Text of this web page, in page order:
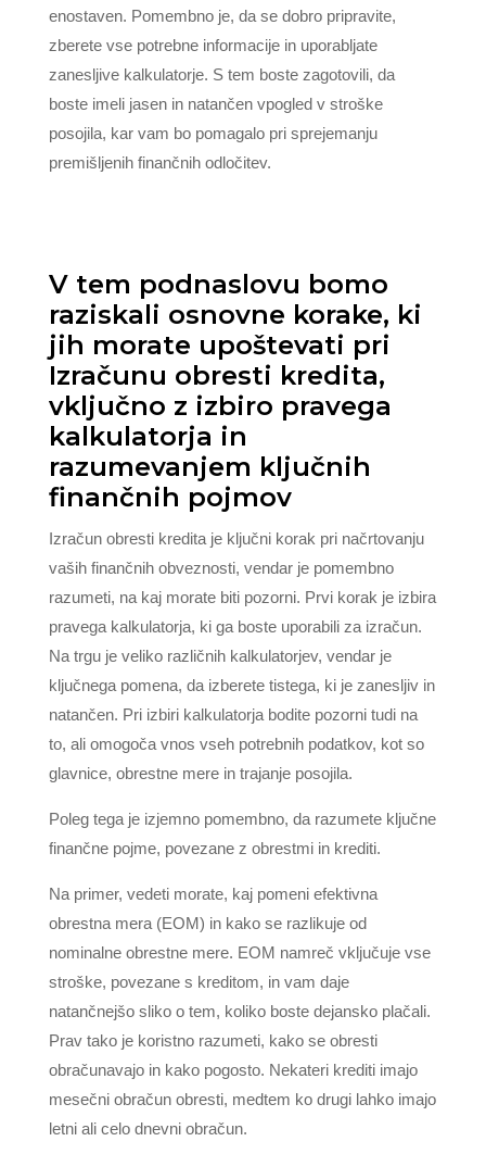
enostaven. Pomembno je, da se dobro pripravite,
zberete vse potrebne informacije in uporabljate
zanesljive kalkulatorje. S tem boste zagotovili, da
boste imeli jasen in natančen vpogled v stroške
posojila, kar vam bo pomagalo pri sprejemanju
premišljenih finančnih odločitev.
V tem podnaslovu bomo
raziskali osnovne korake, ki
jih morate upoštevati pri
Izračunu obresti kredita,
vključno z izbiro pravega
kalkulatorja in
razumevanjem ključnih
finančnih pojmov
Izračun obresti kredita je ključni korak pri načrtovanju
vaših finančnih obveznosti, vendar je pomembno
razumeti, na kaj morate biti pozorni. Prvi korak je izbira
pravega kalkulatorja, ki ga boste uporabili za izračun.
Na trgu je veliko različnih kalkulatorjev, vendar je
ključnega pomena, da izberete tistega, ki je zanesljiv in
natančen. Pri izbiri kalkulatorja bodite pozorni tudi na
to, ali omogoča vnos vseh potrebnih podatkov, kot so
glavnice, obrestne mere in trajanje posojila.
Poleg tega je izjemno pomembno, da razumete ključne
finančne pojme, povezane z obrestmi in krediti.
Na primer, vedeti morate, kaj pomeni efektivna
obrestna mera (EOM) in kako se razlikuje od
nominalne obrestne mere. EOM namreč vključuje vse
stroške, povezane s kreditom, in vam daje
natančnejšo sliko o tem, koliko boste dejansko plačali.
Prav tako je koristno razumeti, kako se obresti
obračunavajo in kako pogosto. Nekateri krediti imajo
mesečni obračun obresti, medtem ko drugi lahko imajo
letni ali celo dnevni obračun.